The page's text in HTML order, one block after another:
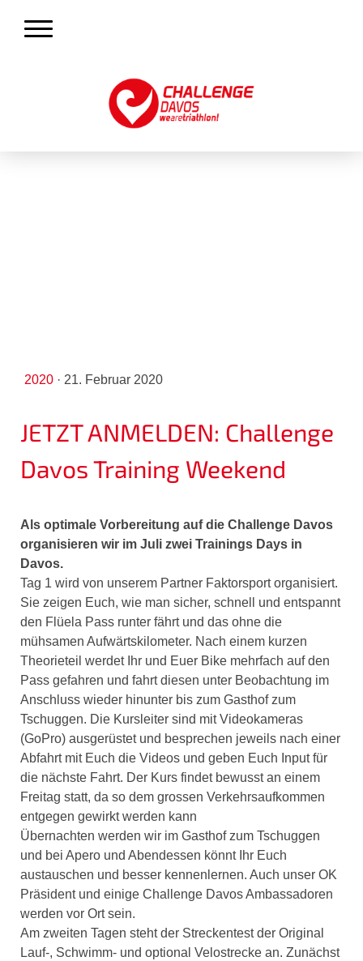
2020 · 21. Februar 2020
JETZT ANMELDEN: Challenge
Davos Training Weekend
Als optimale Vorbereitung auf die Challenge Davos
organisieren wir im Juli zwei Trainings Days in
Davos.
Tag 1 wird von unserem Partner Faktorsport organisiert.
Sie zeigen Euch, wie man sicher, schnell und entspannt
den Flüela Pass runter fährt und das ohne die
mühsamen Aufwärtskilometer. Nach einem kurzen
Theorieteil werdet Ihr und Euer Bike mehrfach auf den
Pass gefahren und fahrt diesen unter Beobachtung im
Anschluss wieder hinunter bis zum Gasthof zum
Tschuggen. Die Kursleiter sind mit Videokameras
(GoPro) ausgerüstet und besprechen jeweils nach einer
Abfahrt mit Euch die Videos und geben Euch Input für
die nächste Fahrt. Der Kurs findet bewusst an einem
Freitag statt, da so dem grossen Verkehrsaufkommen
entgegen gewirkt werden kann
Übernachten werden wir im Gasthof zum Tschuggen
und bei Apero und Abendessen könnt Ihr Euch
austauschen und besser kennenlernen. Auch unser OK
Präsident und einige Challenge Davos Ambassadoren
werden vor Ort sein.
Am zweiten Tagen steht der Streckentest der Original
Lauf-, Schwimm- und optional Velostrecke an. Zunächst